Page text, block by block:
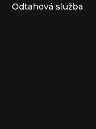
Odtahová služba